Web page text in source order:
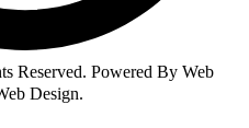
Reserved. Powered By Web
Design.